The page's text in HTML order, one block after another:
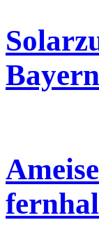
Bayern